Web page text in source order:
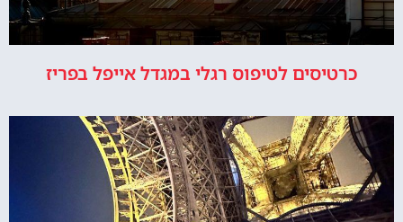
כרטיסים לטיפוס רגלי במגדל אייפל בפריז